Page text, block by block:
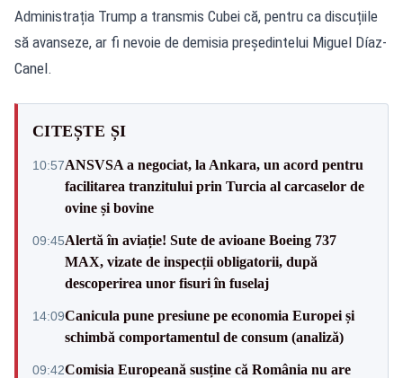
Administrația Trump a transmis Cubei că, pentru ca discuțiile
să avanseze, ar fi nevoie de demisia președintelui Miguel Díaz-
Canel.
CITEȘTE ȘI
10:57ANSVSA a negociat, la Ankara, un acord pentru
facilitarea tranzitului prin Turcia al carcaselor de
ovine și bovine
09:45Alertă în aviație! Sute de avioane Boeing 737
MAX, vizate de inspecții obligatorii, după
descoperirea unor fisuri în fuselaj
14:09Canicula pune presiune pe economia Europei și
schimbă comportamentul de consum (analiză)
09:42Comisia Europeană susține că România nu are